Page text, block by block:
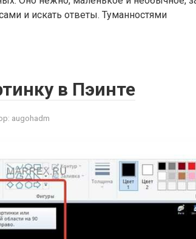
и искать ответы. Туманностями
в Пэинте
augohadm